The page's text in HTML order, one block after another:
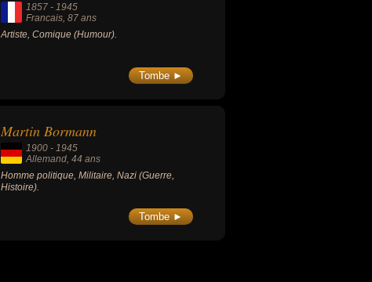
1857 - 1945
Francais , 87 ans
Artiste, Comique (Humour).
Tombe ►
Martin Bormann
1900 - 1945
Allemand , 44 ans
Homme politique, Militaire, Nazi (Guerre,
Histoire).
Tombe ►